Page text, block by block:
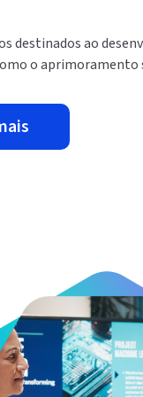
destinados ao
o